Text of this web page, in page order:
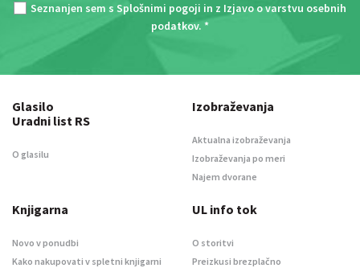
Seznanjen sem s Splošnimi pogoji in z Izjavo o varstvu osebnih
podatkov. *
Glasilo
Uradni list RS
O glasilu
Izobraževanja
Aktualna izobraževanja
Izobraževanja po meri
Najem dvorane
Knjigarna
Novo v ponudbi
Kako nakupovati v spletni knjigarni
UL info tok
O storitvi
Preizkusi brezplačno